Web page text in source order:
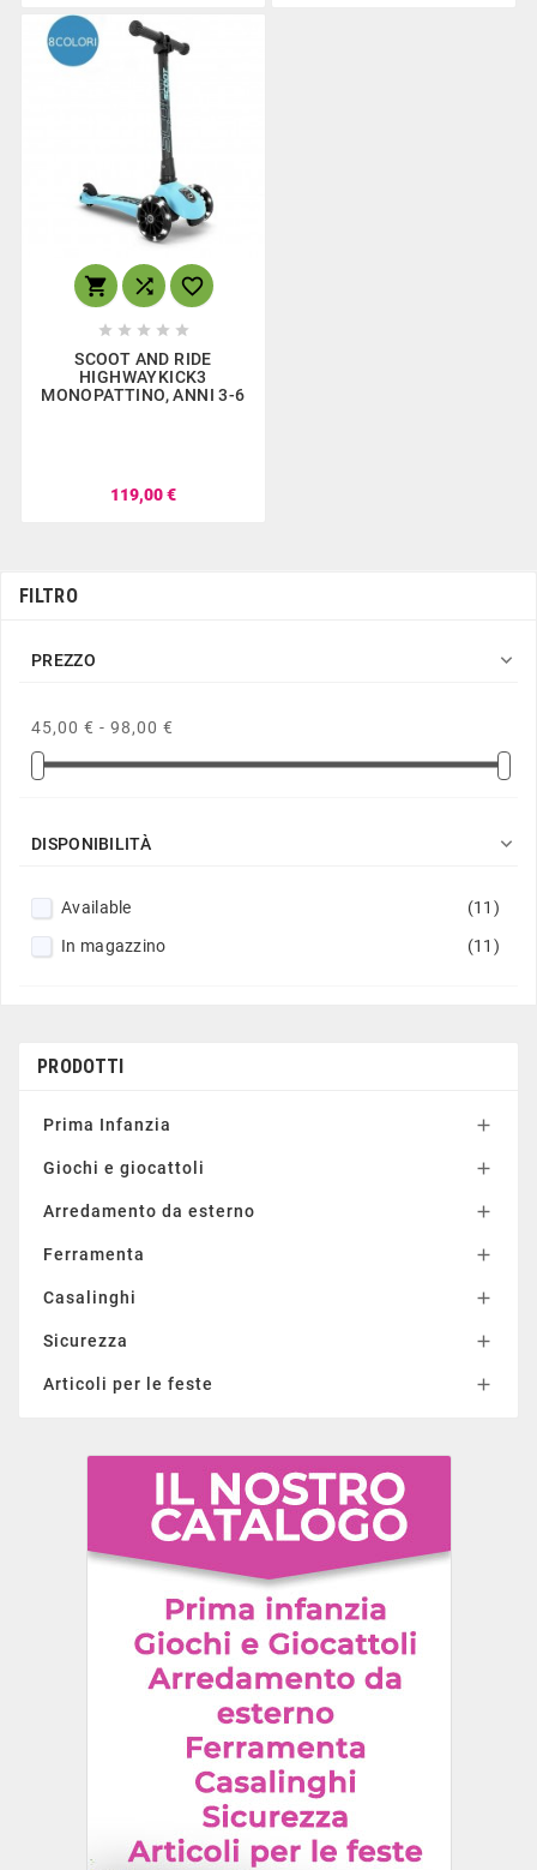
  
    
SCOOT AND RIDE
HIGHWAYKICK3
MONOPATTINO, ANNI 3-6
119,00 €
FILTRO
PREZZO 
45,00 € - 98,00 €
DISPONIBILITÀ 
Available
(11)
In magazzino
(11)
PRODOTTI
Prima Infanzia 
Giochi e giocattoli 
Arredamento da esterno 
Ferramenta 
Casalinghi 
Sicurezza 
Articoli per le feste 